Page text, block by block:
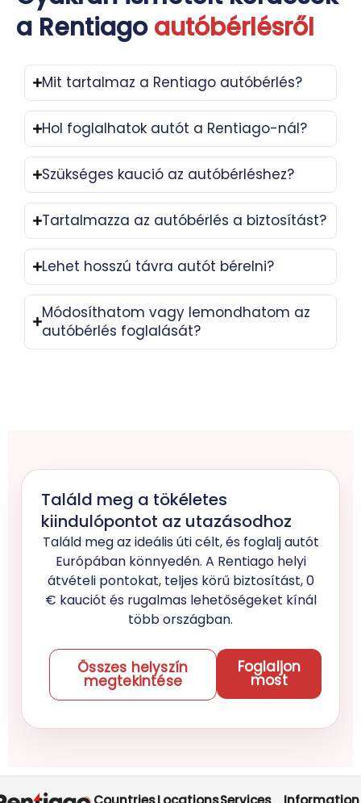
a Rentiagoautóbérlésről
Mit tartalmaz a Rentiago autóbérlés?
Hol foglalhatok autót a Rentiago-nál?
Szükséges kaució az autóbérléshez?
Tartalmazza az autóbérlés a biztosítást?
Lehet hosszú távra autót bérelni?
Módosíthatom vagy lemondhatom az
autóbérlés foglalását?
Találd meg a tökéletes
kiindulópontot az utazásodhoz
Találd meg az ideális úti célt, és foglalj autót
Európában könnyedén. A Rentiago helyi
átvételi pontokat, teljes körű biztosítást, 0
€ kauciót és rugalmas lehetőségeket kínál
több országban.
Összes helyszín
megtekintése
Foglaljon
most